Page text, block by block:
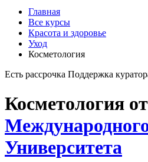
Главная
Все курсы
Красота и здоровье
Уход
Косметология
Есть рассрочка Поддержка
Косметология от
Университета